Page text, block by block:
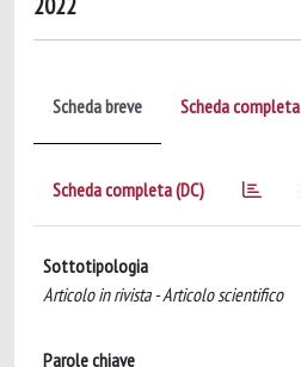
Scheda breve Scheda completa
Scheda completa (DC)
Sottotipologia
Articolo in rivista - Articolo scientifico
Parole chiave